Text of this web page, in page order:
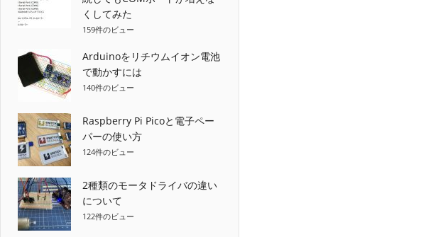
くしてみた
159件のビュー
Arduinoをリチウムイオン電池
で動かすには
140件のビュー
Raspberry Pi Picoと電子ペー
パーの使い方
124件のビュー
2種類のモータドライバの違い
について
122件のビュー